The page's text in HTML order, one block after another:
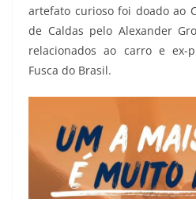
artefato curioso foi doado ao
de Caldas pelo Alexander
relacionados ao carro e ex-
Fusca do Brasil.